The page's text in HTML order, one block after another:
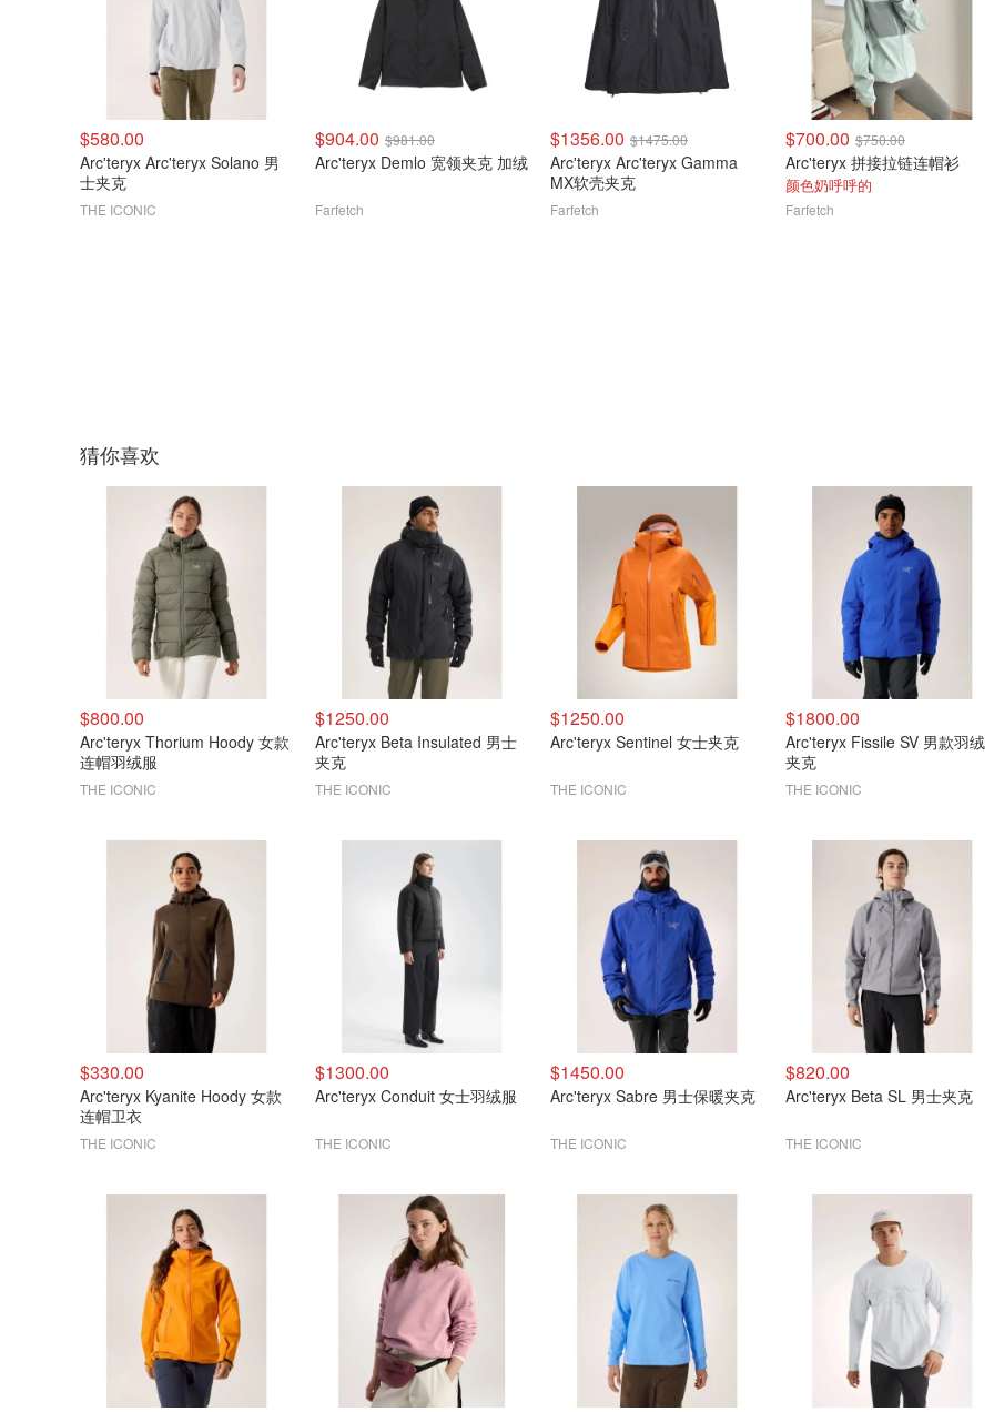
$580.00
Arc'teryx Arc'teryx Solano 男
士夹克
THE ICONIC
$904.00 $981.00
Arc'teryx Demlo 宽领夹克 加绒
Farfetch
$1356.00 $1475.00
Arc'teryx Arc'teryx Gamma
MX软壳夹克
Farfetch
$700.00 $750.00
Arc'teryx 拼接拉链连帽衫
颜色奶呼呼的
Farfetch
猜你喜欢
$800.00
Arc'teryx Thorium Hoody 女款
连帽羽绒服
THE ICONIC
$1250.00
Arc'teryx Beta Insulated 男士
夹克
THE ICONIC
$1250.00
Arc'teryx Sentinel 女士夹克
THE ICONIC
$1800.00
Arc'teryx Fissile SV 男款羽绒
夹克
THE ICONIC
$330.00
Arc'teryx Kyanite Hoody 女款
连帽卫衣
THE ICONIC
$1300.00
Arc'teryx Conduit 女士羽绒服
THE ICONIC
$1450.00
Arc'teryx Sabre 男士保暖夹克
THE ICONIC
$820.00
Arc'teryx Beta SL 男士夹克
THE ICONIC